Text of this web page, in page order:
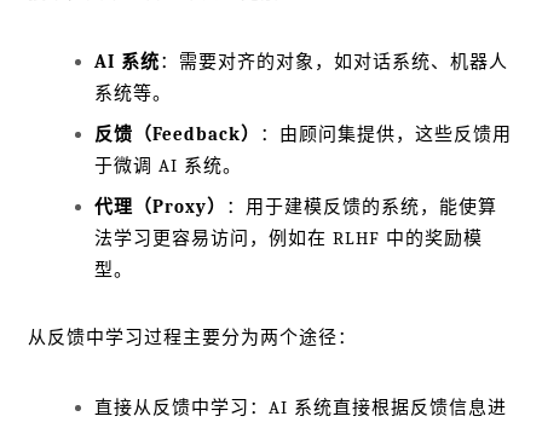
AI 系统：需要对齐的对象，如对话系统、机器人
系统等。
反馈（Feedback）
：由顾问集提供，这些反馈用
于微调 AI 系统。
代理（Proxy）
：用于建模反馈的系统，能使算
法学习更容易访问，例如在 RLHF 中的奖励模
型。
从反馈中学习过程主要分为两个途径：
直接从反馈中学习：AI 系统直接根据反馈信息进